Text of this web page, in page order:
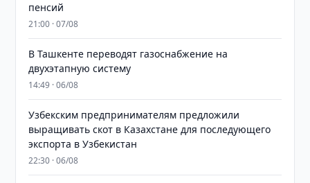
пенсий
21:00 · 07/08
В Ташкенте переводят газоснабжение на
двухэтапную систему
14:49 · 06/08
Узбекским предпринимателям предложили
выращивать скот в Казахстане для последующего
экспорта в Узбекистан
22:30 · 06/08